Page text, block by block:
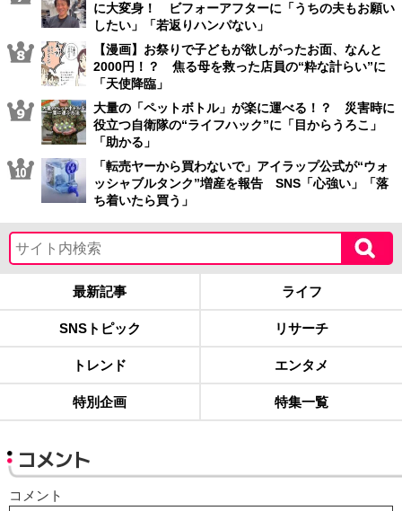
に大変身！ ビフォーアフターに「うちの夫もお願い
したい」「若返りハンパない」
【漫画】お祭りで子どもが欲しがったお面、なんと
2000円！？ 焦る母を救った店員の“粋な計らい”に
「天使降臨」
大量の「ペットボトル」が楽に運べる！？ 災害時に
役立つ自衛隊の“ライフハック”に「目からうろこ」
「助かる」
「転売ヤーから買わないで」アイラップ公式が“ウォ
ッシャブルタンク”増産を報告 SNS「心強い」「落
ち着いたら買う」
最新記事 ライフ
SNSトピック リサーチ
トレンド エンタメ
特別企画 特集一覧
コメント
コメント